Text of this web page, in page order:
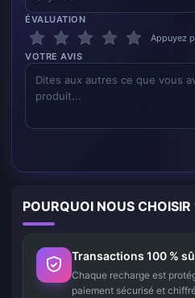
ÉVALUATION
Appuyez
VOTRE AVIS
POURQUOI NOUS CHOISIR
Transactions 100 %
Chaque recharge est
paiement sécurisé et